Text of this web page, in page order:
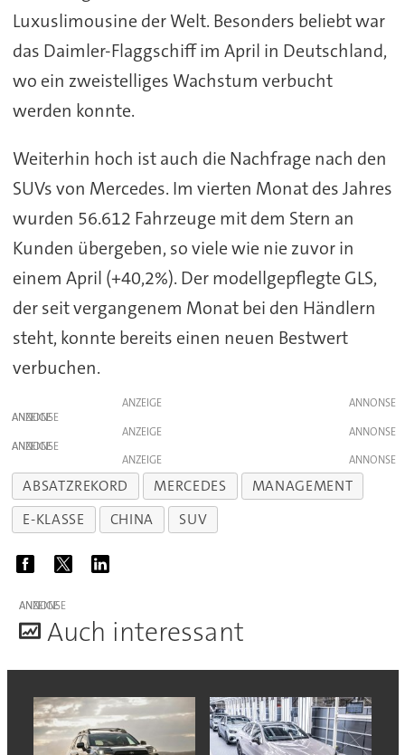
Luxuslimousine der Welt. Besonders beliebt war
das Daimler-Flaggschiff im April in Deutschland,
wo ein zweistelliges Wachstum verbucht
werden konnte.
Weiterhin hoch ist auch die Nachfrage nach den
SUVs von Mercedes. Im vierten Monat des Jahres
wurden 56.612 Fahrzeuge mit dem Stern an
Kunden übergeben, so viele wie nie zuvor in
einem April (+40,2%). Der modellgepflegte GLS,
der seit vergangenem Monat bei den Händlern
steht, konnte bereits einen neuen Bestwert
verbuchen.
ANZEIGE
ANZEIGE
ANZEIGE
ANZEIGE
ANZEIGE
ABSATZREKORD MERCEDES
MANAGEMENT
E-KLASSE
CHINA SUV
ANZEIGE
Auch interessant